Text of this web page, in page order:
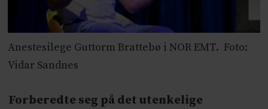
Anestesilege Guttorm Brattebø i NOR EMT. Foto:
Vidar Sandnes
Forberedte seg på det utenkelige